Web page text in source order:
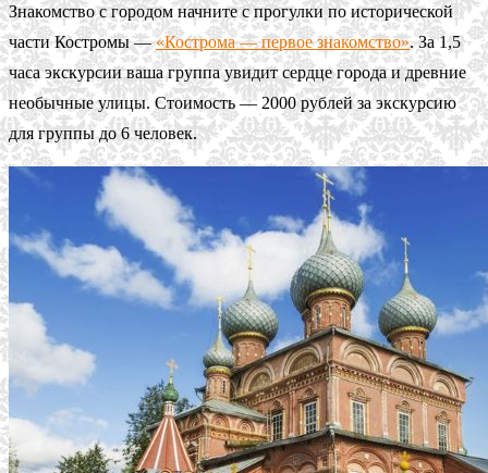
Знакомство с городом начните с прогулки по исторической
части Костромы —«Кострома — первое знакомство». За 1,5
часа экскурсии ваша группа увидит сердце города и древние
необычные улицы. Стоимость — 2000 рублей за экскурсию
для группы до 6 человек.